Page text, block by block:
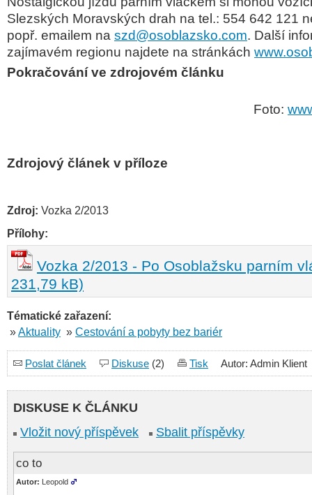
Slezských Moravských drah na tel.: 554 642 121
popř. emailem na szd@osoblazsko.com. Další
zajímavém regionu najdete na stránkách
Pokračování ve zdrojovém článku
Foto:
Zdrojový článek v příloze
Zdroj: Vozka 2/2013
Přílohy:
Vozka 2/2013 - Po Osoblažsku parním
231,79 kB)
Tématické zařazení:
»Aktuality » Cestování a pobyty bez bariér
Poslat článek Diskuse (2) Tisk Autor: Admin Klient
DISKUSE K ČLÁNKU
Vložit nový příspěvek
Sbalit příspěvky
co to
Autor: Leopold